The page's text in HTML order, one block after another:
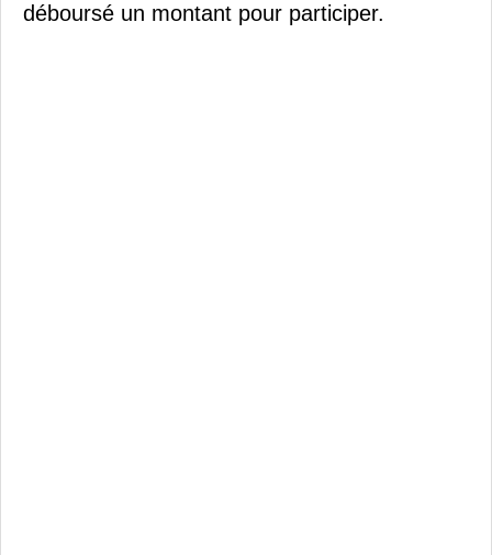
déboursé un montant pour participer.